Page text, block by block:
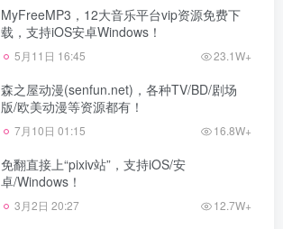
MyFreeMP3，12大音乐平台vip资源免费下
载，支持iOS安卓Windows！
5月11日 16:45 23.1W+
森之屋动漫(senfun.net)，各种TV/BD/剧场
版/欧美动漫等资源都有！
7月10日 01:15 16.8W+
免翻直接上“pixiv站”，支持iOS/安
卓/Windows！
3月2日 20:27 12.7W+